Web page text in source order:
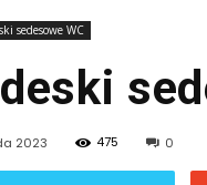
sedesowe WC
2023 475 0